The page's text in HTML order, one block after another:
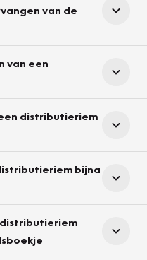
van de
van een
distributieriem
bijna